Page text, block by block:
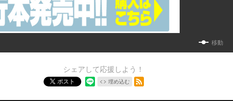
移動
シェアして応援しよう！
ポスト 埋め込む